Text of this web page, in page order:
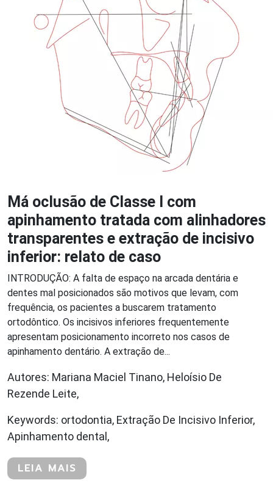
Má oclusão de Classe I com
apinhamento tratada com alinhadores
transparentes e extração de incisivo
inferior: relato de caso
INTRODUÇÃO: A falta de espaço na arcada dentária e
dentes mal posicionados são motivos que levam, com
frequência, os pacientes a buscarem tratamento
ortodôntico. Os incisivos inferiores frequentemente
apresentam posicionamento incorreto nos casos de
apinhamento dentário. A extração de...
Autores: Mariana Maciel Tinano, Heloísio De
Rezende Leite,
Keywords: ortodontia, Extração De Incisivo Inferior,
Apinhamento dental,
LEIA MAIS